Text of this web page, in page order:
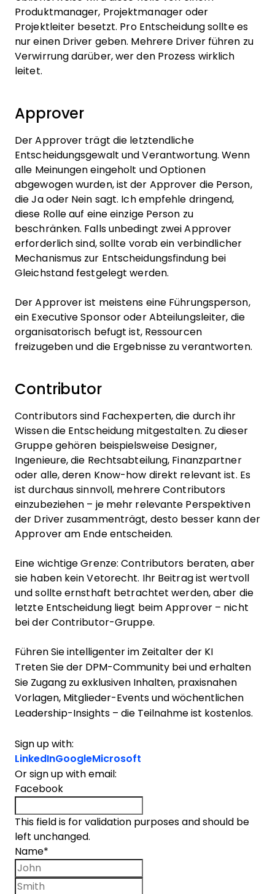
Produktmanager, Projektmanager oder
Projektleiter besetzt. Pro Entscheidung sollte es
nur einen Driver geben. Mehrere Driver führen zu
Verwirrung darüber, wer den Prozess wirklich
leitet.
Approver
Der Approver trägt die letztendliche
Entscheidungsgewalt und Verantwortung. Wenn
alle Meinungen eingeholt und Optionen
abgewogen wurden, ist der Approver die Person,
die Ja oder Nein sagt. Ich empfehle dringend,
diese Rolle auf eine einzige Person zu
beschränken. Falls unbedingt zwei Approver
erforderlich sind, sollte vorab ein verbindlicher
Mechanismus zur Entscheidungsfindung bei
Gleichstand festgelegt werden.
Der Approver ist meistens eine Führungsperson,
ein Executive Sponsor oder Abteilungsleiter, die
organisatorisch befugt ist, Ressourcen
freizugeben und die Ergebnisse zu verantworten.
Contributor
Contributors sind Fachexperten, die durch ihr
Wissen die Entscheidung mitgestalten. Zu dieser
Gruppe gehören beispielsweise Designer,
Ingenieure, die Rechtsabteilung, Finanzpartner
oder alle, deren Know-how direkt relevant ist. Es
ist durchaus sinnvoll, mehrere Contributors
einzubeziehen – je mehr relevante Perspektiven
der Driver zusammenträgt, desto besser kann der
Approver am Ende entscheiden.
Eine wichtige Grenze: Contributors beraten, aber
sie haben kein Vetorecht. Ihr Beitrag ist wertvoll
und sollte ernsthaft betrachtet werden, aber die
letzte Entscheidung liegt beim Approver – nicht
bei der Contributor-Gruppe.
Führen Sie intelligenter im Zeitalter der KI
Treten Sie der DPM-Community bei und erhalten
Sie Zugang zu exklusiven Inhalten, praxisnahen
Vorlagen, Mitglieder-Events und wöchentlichen
Leadership-Insights – die Teilnahme ist kostenlos.
Sign up with:
LinkedInGoogleMicrosoft
Or sign up with email:
Facebook
This field is for validation purposes and should be
left unchanged.
Name*